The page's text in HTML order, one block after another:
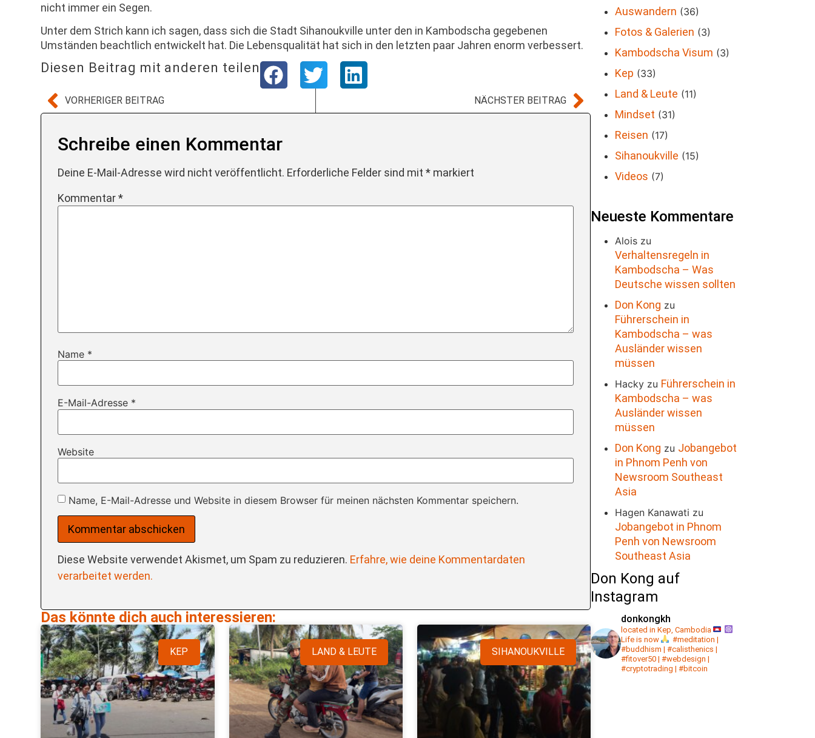
nicht immer ein Segen.
Unter dem Strich kann ich sagen, dass sich die Stadt Sihanoukville unter den in Kambodscha gegebenen
Umständen beachtlich entwickelt hat. Die Lebensqualität hat sich in den letzten paar Jahren enorm verbessert.
Diesen Beitrag mit anderen teilen
VORHERIGER BEITRAG NÄCHSTER BEITRAG
Schreibe einen Kommentar
Deine E-Mail-Adresse wird nicht veröffentlicht. Erforderliche Felder sind mit* markiert
Kommentar*
Name *
E-Mail-Adresse *
Website
Name, E-Mail-Adresse und Website in diesem Browser für meinen nächsten Kommentar speichern.
Diese Website verwendet Akismet, um Spam zu reduzieren. Erfahre, wie deine Kommentardaten
verarbeitet werden.
Das könnte dich auch interessieren:
KEP LAND & LEUTE SIHANOUKVILLE
Auswandern (36)
Fotos & Galerien (3)
Kambodscha Visum (3)
Kep (33)
Land & Leute (11)
Mindset (31)
Reisen (17)
Sihanoukville (15)
Videos (7)
Neueste Kommentare
Alois zu
Verhaltensregeln in
Kambodscha – Was
Deutsche wissen sollten
Don Kong zu
Führerschein in
Kambodscha – was
Ausländer wissen
müssen
Hacky zu Führerschein in
Kambodscha – was
Ausländer wissen
müssen
Don Kong zu Jobangebot
in Phnom Penh von
Newsroom Southeast
Asia
Hagen Kanawati zu
Jobangebot in Phnom
Penh von Newsroom
Southeast Asia
Don Kong auf
Instagram
donkongkh
located in Kep, Cambodia
Life is now
#meditation |
#buddhism | #calisthenics |
#fitover50 | #webdesign |
#cryptotrading | #bitcoin